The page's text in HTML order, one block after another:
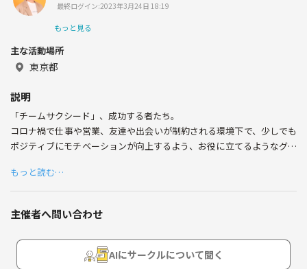
最終ログイン:2023年3月24日 18:19
もっと見る
主な活動場所
東京都
説明
「チームサクシード」、成功する者たち。
コロナ禍で仕事や営業、友達や出会いが制約される環境下で、少しでも
ポジティブにモチベーションが向上するよう、お役に立てるようなグル
考え方のベースがSDGsや風水でより良い環境を目指しております。ち
なみに、風水は環境学で統計学です。
また、カフェ勉強会や勉強会、ランチ会などを定期的に主催。
もっと読む…
主催者へ問い合わせ
AIにサークルについて聞く